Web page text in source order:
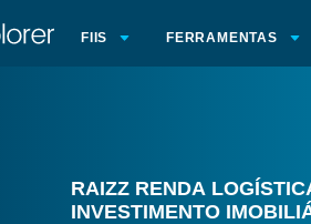
FIIS FERRAMENTAS
RAIZZ RENDA
INVESTIMENTO